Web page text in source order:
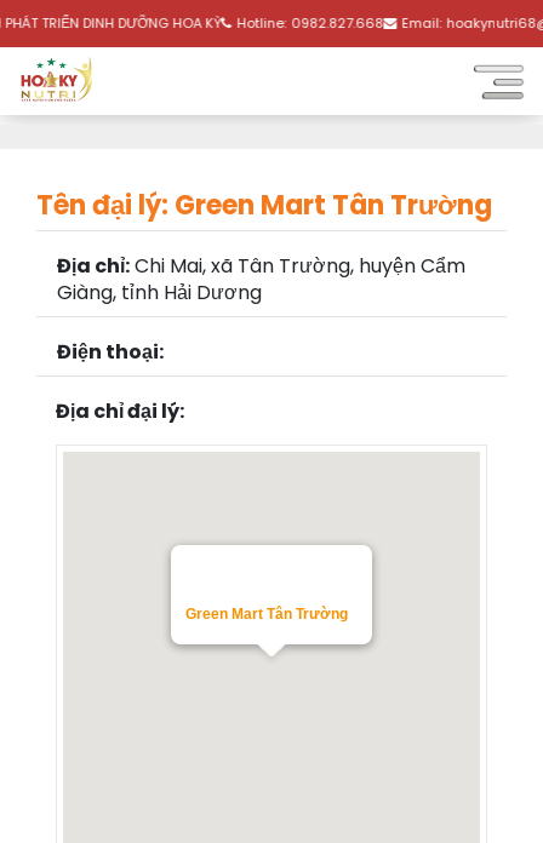
TRIỂN DINH DƯỠNG HOA KỲ Hotline: 0982.827.668 Email:
Tên đại lý: Green Mart Tân Trường
Địa chỉ:Chi Mai, xã Tân Trường, huyện Cẩm
Giàng, tỉnh Hải Dương
Điện thoại:
Địa chỉ đại lý:
Green Mart Tân Trường